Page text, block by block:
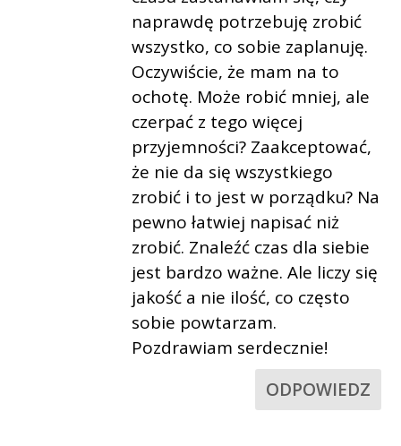
naprawdę potrzebuję zrobić
wszystko, co sobie zaplanuję.
Oczywiście, że mam na to
ochotę. Może robić mniej, ale
czerpać z tego więcej
przyjemności? Zaakceptować,
że nie da się wszystkiego
zrobić i to jest w porządku? Na
pewno łatwiej napisać niż
zrobić. Znaleźć czas dla siebie
jest bardzo ważne. Ale liczy się
jakość a nie ilość, co często
sobie powtarzam.
Pozdrawiam serdecznie!
ODPOWIEDZ